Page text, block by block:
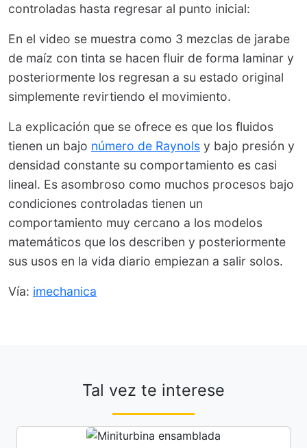
controladas hasta regresar al punto inicial:
En el video se muestra como 3 mezclas de jarabe
de maíz con tinta se hacen fluir de forma laminar y
posteriormente los regresan a su estado original
simplemente revirtiendo el movimiento.
La explicación que se ofrece es que los fluidos
tienen un bajo número de Raynols y bajo presión y
densidad constante su comportamiento es casi
lineal. Es asombroso como muchos procesos bajo
condiciones controladas tienen un
comportamiento muy cercano a los modelos
matemáticos que los describen y posteriormente
sus usos en la vida diario empiezan a salir solos.
Vía: imechanica
Tal vez te interese